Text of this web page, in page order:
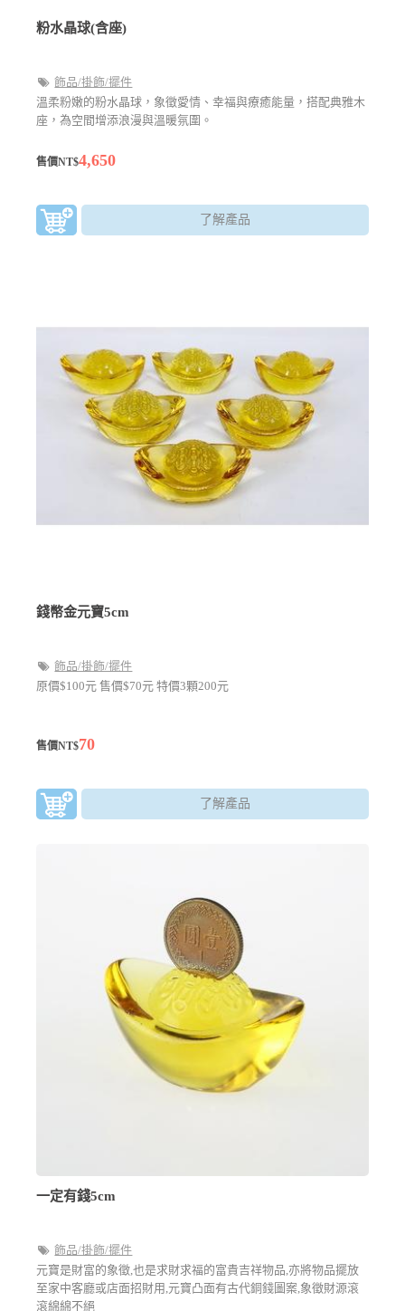
粉水晶球(含座)
飾品/掛飾/擺件
溫柔粉嫩的粉水晶球，象徵愛情、幸福與療癒能量，搭配典雅木
座，為空間增添浪漫與溫暖氛圍。
售價NT$4,650
了解產品
錢幣金元寶5cm
飾品/掛飾/擺件
原價$100元 售價$70元 特價3顆200元
售價NT$70
了解產品
一定有錢5cm
飾品/掛飾/擺件
元寶是財富的象徵,也是求財求福的富貴吉祥物品,亦將物品擺放
至家中客廳或店面招財用,元寶凸面有古代銅錢圖案,象徵財源滾
滾綿綿不絕